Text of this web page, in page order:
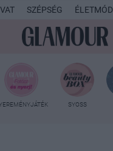
SZÉPSÉG ÉLETMÓD
SYOSS